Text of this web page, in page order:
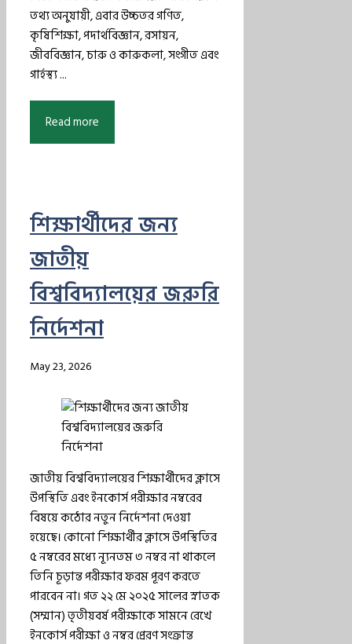
তথ্য অনুযায়ী, এবার উচ্চতর গণিত,
কৃষিশিক্ষা, পদার্থবিজ্ঞান, রসায়ন,
জীববিজ্ঞান, চারু ও কারুকলা, সংগীত এবং
গার্হস্থ্য ...
Read more
শিক্ষার্থীদের জন্য
জাতীয়
বিশ্ববিদ্যালয়ের জরুরি
নির্দেশনা
May 23, 2026
জাতীয় বিশ্ববিদ্যালয়ের শিক্ষার্থীদের ক্লাসে
উপস্থিতি এবং ইনকোর্স পরীক্ষার নম্বরের
বিষয়ে কঠোর নতুন নির্দেশনা দেওয়া
হয়েছে। কোনো শিক্ষার্থীর ক্লাসে উপস্থিতির
৫ নম্বরের মধ্যে ন্যূনতম ৩ নম্বর না থাকলে
তিনি চূড়ান্ত পরীক্ষার ফরম পূরণ করতে
পারবেন না। গত ২২ মে ২০২৫ সালের স্নাতক
(সম্মান) তৃতীয়বর্ষ পরীক্ষাকে সামনে রেখে
ইনকোর্স পরীক্ষা ও নম্বর প্রেরণ সংক্রান্ত